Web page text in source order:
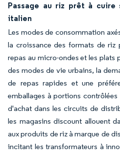
Passage au riz prêt à
italien
Les modes de consommation
la croissance des formats de riz
repas au micro-ondes et les plats
des modes de vie urbains, la
de repas rapides et une
emballages à portions
d'achat dans les circuits de
les magasins discount allouent
aux produits de riz à marque de
incitant les transformateurs à